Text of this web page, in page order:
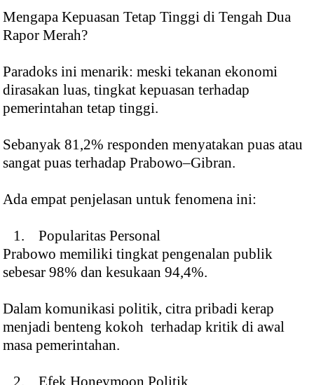
Mengapa Kepuasan Tetap Tinggi di Tengah Dua
Rapor Merah?
Paradoks ini menarik: meski tekanan ekonomi
dirasakan luas, tingkat kepuasan terhadap
pemerintahan tetap tinggi.
Sebanyak 81,2% responden menyatakan puas atau
sangat puas terhadap Prabowo–Gibran.
Ada empat penjelasan untuk fenomena ini:
1. Popularitas Personal
Prabowo memiliki tingkat pengenalan publik
sebesar 98% dan kesukaan 94,4%.
Dalam komunikasi politik, citra pribadi kerap
menjadi benteng kokoh terhadap kritik di awal
masa pemerintahan.